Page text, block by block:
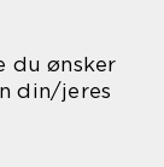
du ønsker
din/jeres